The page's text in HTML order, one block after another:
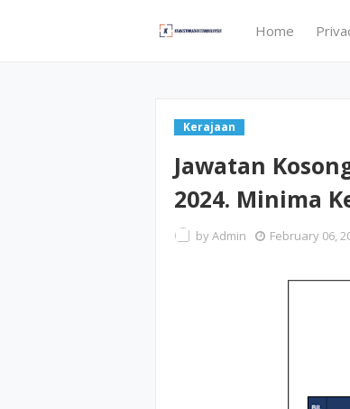
Home
Kerajaan
Jawatan
2024. Minima
byAdmin February 06,